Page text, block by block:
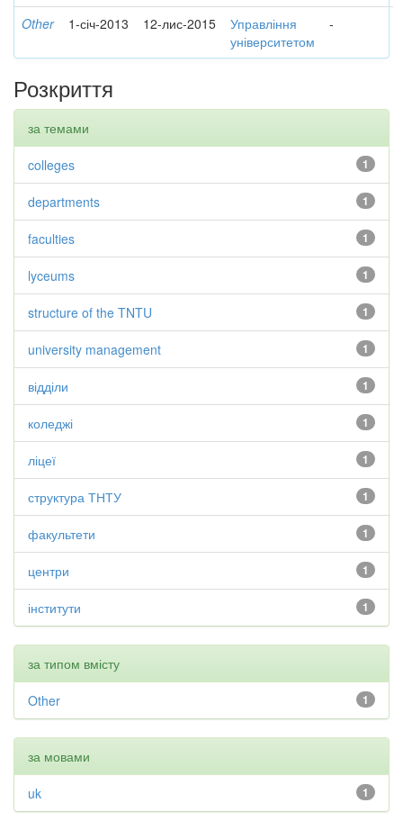
Other 1-січ-2013 12-лис-2015
Управління
університетом
-
Розкриття
за темами
1
colleges
1
departments
1
faculties
1
lyceums
1
structure of the TNTU
1
university management
1
відділи
1
коледжі
1
ліцеї
1
структура ТНТУ
1
факультети
1
центри
1
інститути
за типом вмісту
1
Other
за мовами
1
uk